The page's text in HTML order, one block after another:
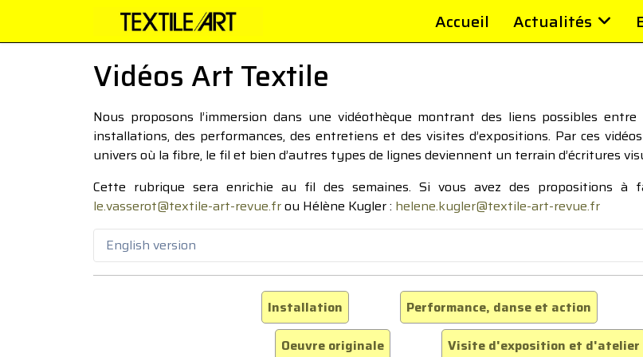
Accueil Actualités
Vidéos Art Textile
Nous proposons l’immersion dans une vidéothèque montrant des liens possibles
installations, des performances, des entretiens et des visites d’expositions. Par ces
univers où la fibre, le fil et bien d’autres types de lignes deviennent un terrain d’écritures
Cette rubrique sera enrichie au fil des semaines. Si vous avez des propositions à
le.vasserot@textile-art-revue.frou Hélène Kugler : helene.kugler@textile-art-revue.fr
English version
Installation Performance, danse et action
Oeuvre originale
Visite d'exposition et d'atelier